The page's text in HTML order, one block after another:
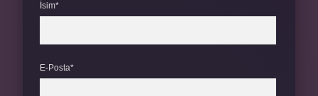
İsim*
E-Posta*